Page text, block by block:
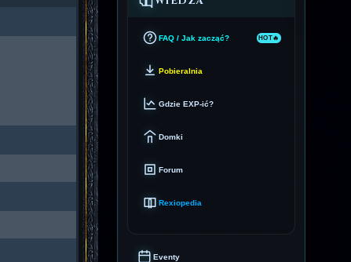
FAQ / Jak zacząć?
Pobieralnia
Gdzie EXP-ić?
Domki
Forum
Rexiopedia
Eventy